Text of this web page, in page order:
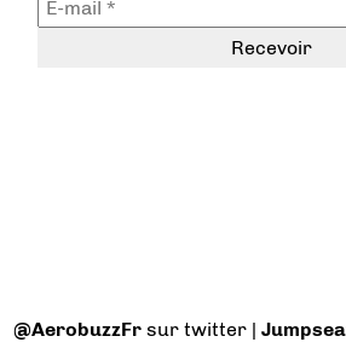
@AerobuzzFr sur twitter |